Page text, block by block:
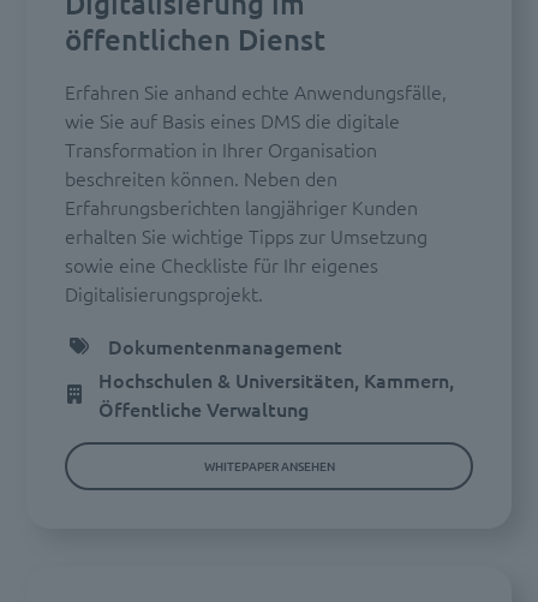
öffentlichen Dienst
Erfahren Sie anhand echte Anwendungsfälle,
wie Sie auf Basis eines DMS die digitale
Transformation in Ihrer Organisation
beschreiten können. Neben den
Erfahrungsberichten langjähriger Kunden
erhalten Sie wichtige Tipps zur Umsetzung
sowie eine Checkliste für Ihr eigenes
Digitalisierungsprojekt.
Dokumentenmanagement
Hochschulen & Universitäten, Kammern,
Öffentliche Verwaltung
WHITEPAPER ANSEHEN